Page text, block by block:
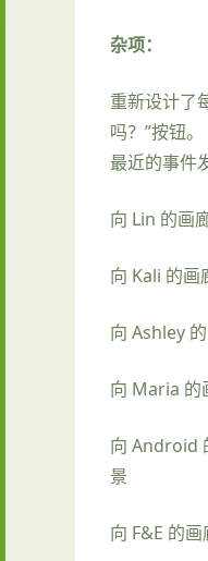
杂项：
重新设计了
吗？”按钮
最近的事件
向 Lin 的画
向 Kali 的画
向 Ashley
向 Maria 的
向 Android
景
向 F&E 的